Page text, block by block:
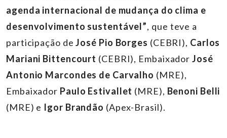
agenda internacional de mudança do clima e
desenvolvimento sustentável”, que teve a
participação deJosé Pio Borges (CEBRI), Carlos
Mariani Bittencourt (CEBRI), EmbaixadorJosé
Antonio Marcondes de Carvalho (MRE),
Embaixador Paulo Estivallet (MRE), Benoni Belli
(MRE) e Igor Brandão (Apex-Brasil).